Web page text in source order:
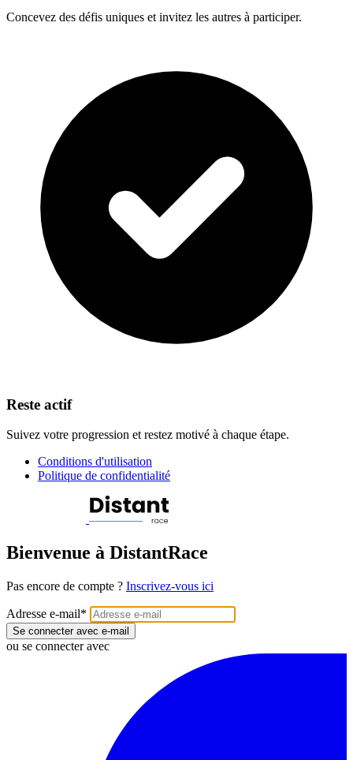
Concevez des défis uniques et invitez les autres à participer.
Reste actif
Suivez votre progression et restez motivé à chaque étape.
Conditions d'utilisation
Politique de confidentialité
Bienvenue à DistantRace
Pas encore de compte ? Inscrivez-vous ici
Adresse e-mail*
Se connecter avec e-mail
ou se connecter avec